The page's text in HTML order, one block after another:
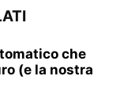
che
(e la nostra